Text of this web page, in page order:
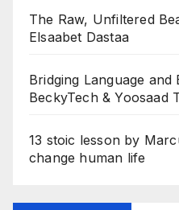
The Raw, Unfiltered
Elsaabet Dastaa
Bridging Language and
BeckyTech & Yoosaad
13 stoic lesson by
change human life